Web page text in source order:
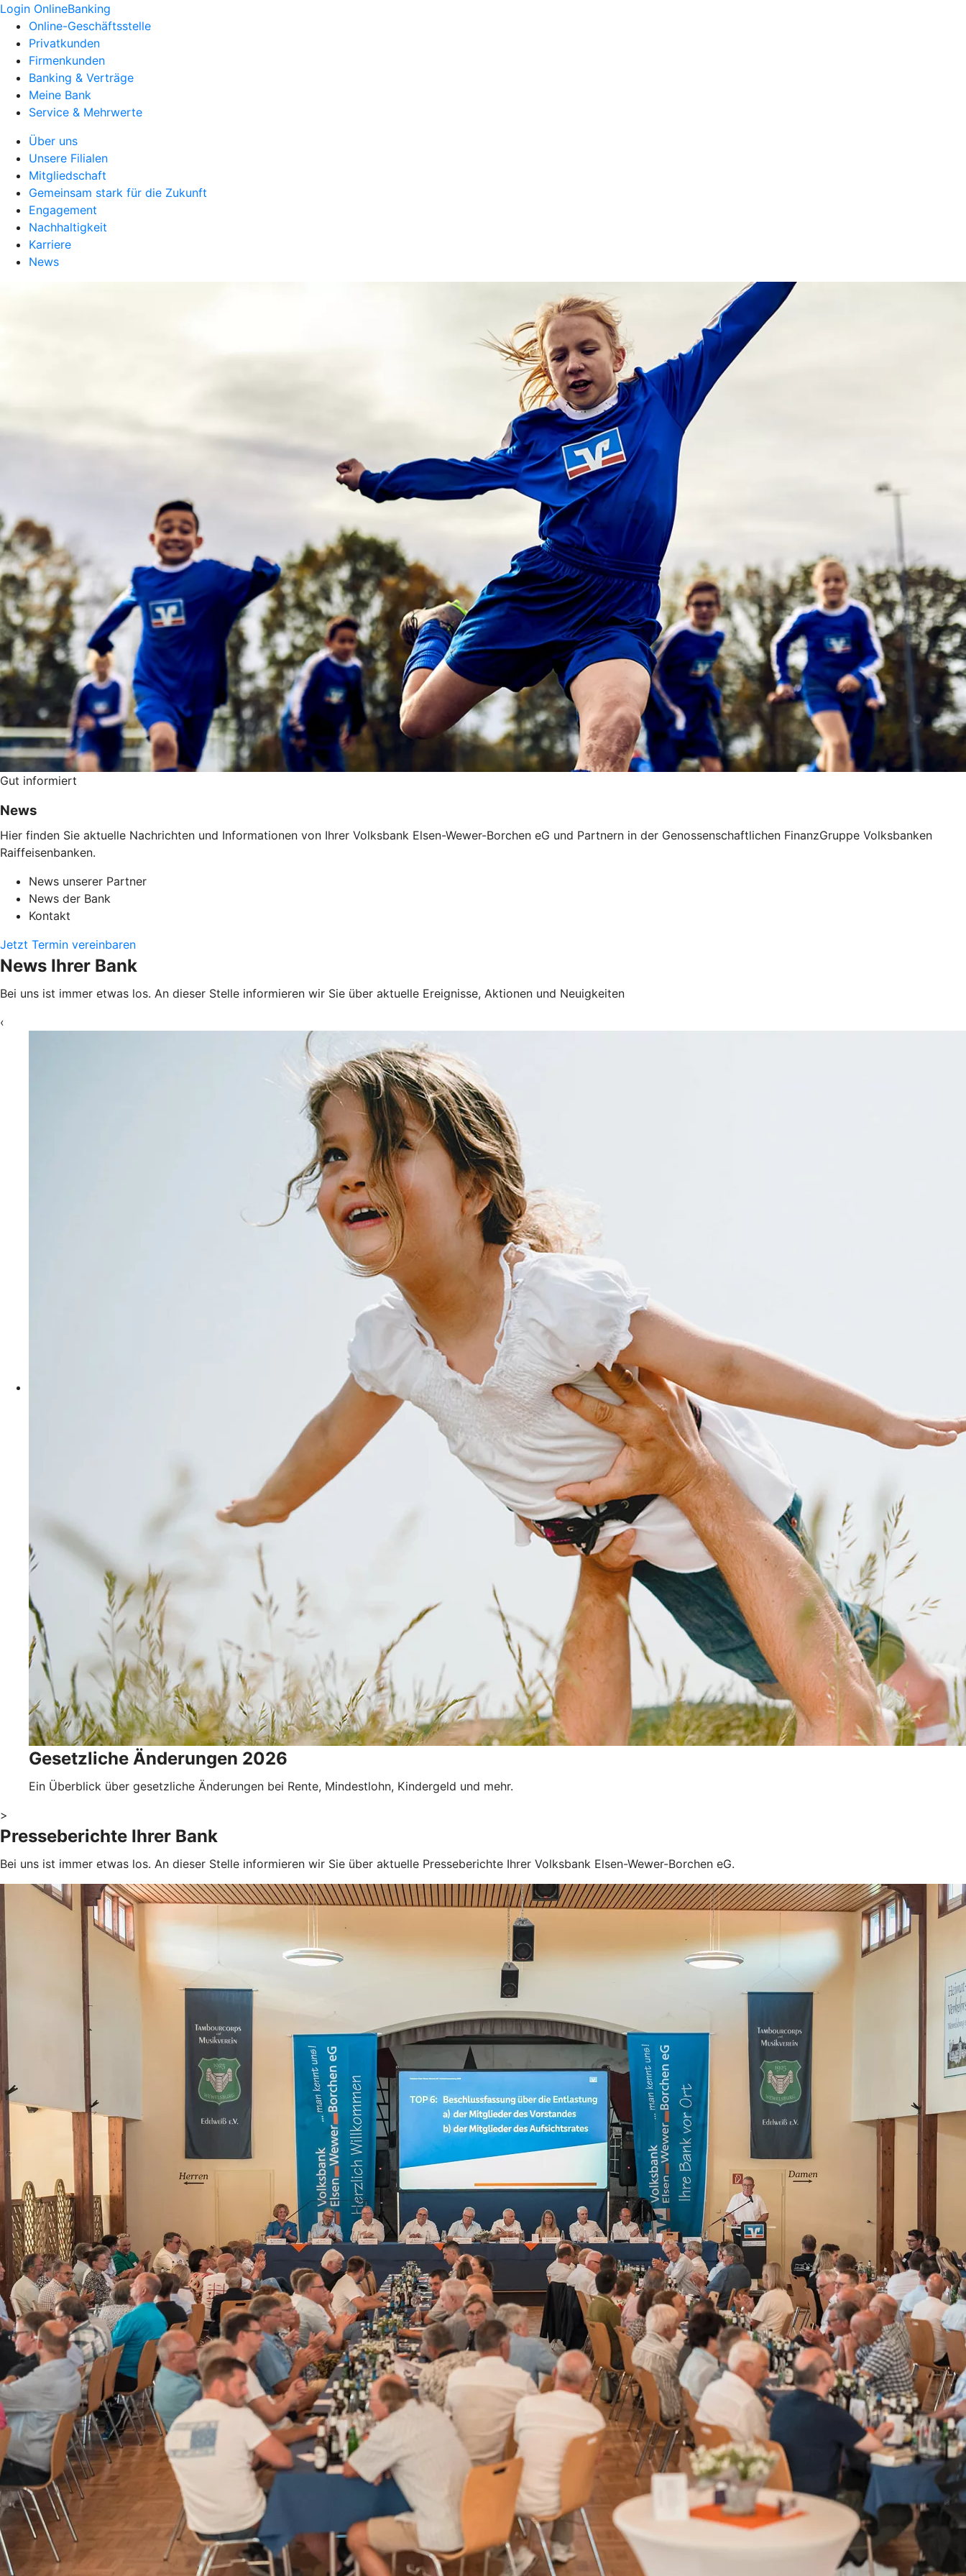
Login OnlineBanking
Online-Geschäftsstelle
Privatkunden
Firmenkunden
Banking & Verträge
Meine Bank
Service & Mehrwerte
Über uns
Unsere Filialen
Mitgliedschaft
Gemeinsam stark für die Zukunft
Engagement
Nachhaltigkeit
Karriere
News
Gut informiert
News
Hier finden Sie aktuelle Nachrichten und Informationen von Ihrer Volksbank Elsen-Wewer-Borchen eG und Partnern in der Genossenschaftlichen FinanzGruppe Volksbanken
Raiffeisenbanken.
News unserer Partner
News der Bank
Kontakt
Jetzt Termin vereinbaren
News Ihrer Bank
Bei uns ist immer etwas los. An dieser Stelle informieren wir Sie über aktuelle Ereignisse, Aktionen und Neuigkeiten
‹
Gesetzliche Änderungen 2026
Ein Überblick über gesetzliche Änderungen bei Rente, Mindestlohn, Kindergeld und mehr.
>
Presseberichte Ihrer Bank
Bei uns ist immer etwas los. An dieser Stelle informieren wir Sie über aktuelle Presseberichte Ihrer Volksbank Elsen-Wewer-Borchen eG.